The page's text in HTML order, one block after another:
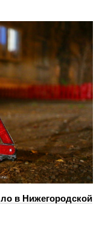
в Нижегородской